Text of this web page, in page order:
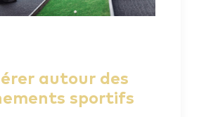
autour des
sportifs